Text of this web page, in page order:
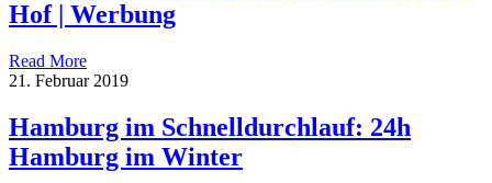
Hof | Werbung
Read More
21. Februar 2019
Hamburg im Schnelldurchlauf: 24h
Hamburg im Winter